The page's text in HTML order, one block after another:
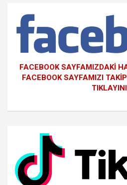
FACEBOOK SAYFAMIZDAKİ
FACEBOOK SAYFAMIZI